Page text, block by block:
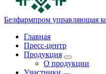
Белфармпром управляющая
Главная
Пресс-центр
Продукция
О продукции
Участники